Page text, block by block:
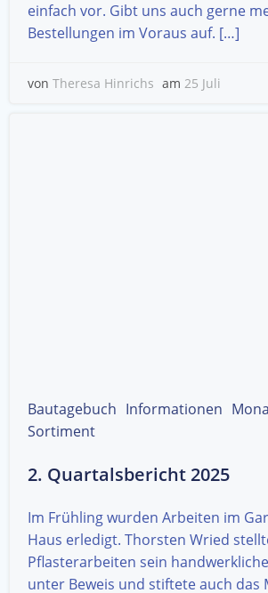
einfach vor. Gibt uns auch gerne
Bestellungen im Voraus auf. […]
von Theresa Hinrichs am 25 Juli
Bautagebuch Informationen
Sortiment
2. Quartalsbericht 2025
Im Frühling wurden Arbeiten im
Haus erledigt. Thorsten Wried
Pflasterarbeiten sein
unter Beweis und stiftete auch das